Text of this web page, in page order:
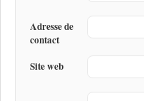
Adresse de
contact
Site web